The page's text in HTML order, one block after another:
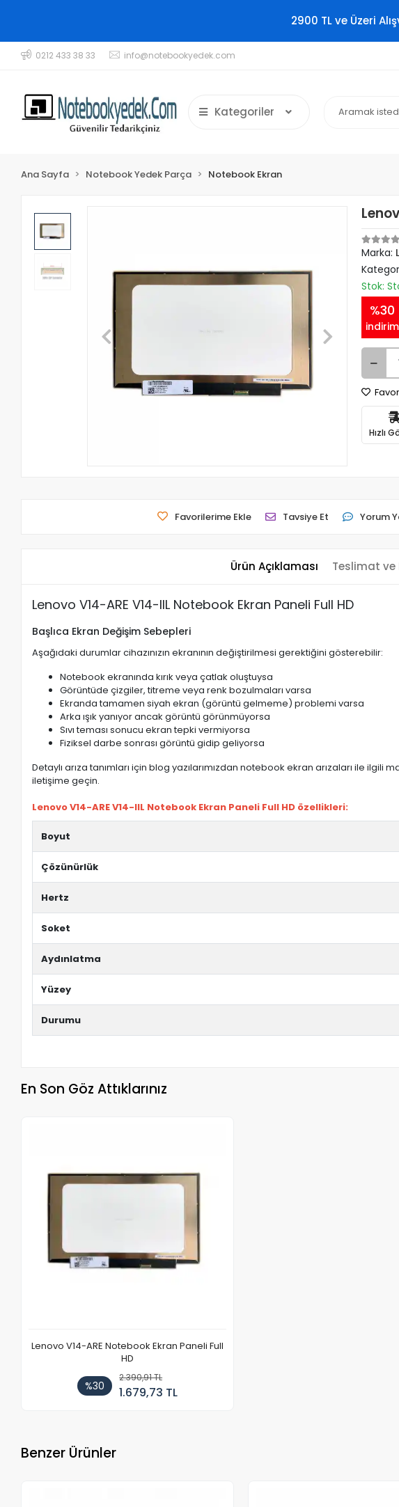
2900 TL ve Üzeri
0212 433 38 33 info@notebookyedek.com
Kategoriler
Ana Sayfa Notebook Yedek Parça Notebook Ekran
Marka:
Stok:
%30
indirim
Hızlı
Favorilerime Ekle Tavsiye Et Yorum
Ürün Açıklaması Teslimat ve
Lenovo V14-ARE V14-IIL Notebook Ekran Paneli Full HD
Başlıca Ekran Değişim Sebepleri
Aşağıdaki durumlar cihazınızın ekranının değiştirilmesi gerektiğini gösterebilir:
Notebook ekranında kırık veya çatlak oluştuysa
Görüntüde çizgiler, titreme veya renk bozulmaları varsa
Ekranda tamamen siyah ekran (görüntü gelmeme) problemi varsa
Arka ışık yanıyor ancak görüntü görünmüyorsa
Sıvı teması sonucu ekran tepki vermiyorsa
Fiziksel darbe sonrası görüntü gidip geliyorsa
Detaylı arıza tanımları için blog yazılarımızdan notebook ekran arızaları ile
iletişime geçin.
Lenovo V14-ARE V14-IIL Notebook Ekran Paneli Full HD özellikleri:
Boyut
Çözünürlük
Hertz
Soket
Aydınlatma
Yüzey
Durumu
En Son Göz Attıklarınız
Lenovo V14-ARE Notebook Ekran Paneli Full
HD
%30
2.390,91 TL
1.679,73 TL
Benzer Ürünler